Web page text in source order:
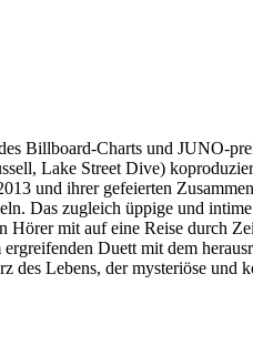
Billboard-Charts und JUNO-
Lake Street Dive)
und ihrer gefeierten
Das zugleich üppige und
mit auf eine Reise durch
Duett mit dem
des Lebens, der mysteriöse und